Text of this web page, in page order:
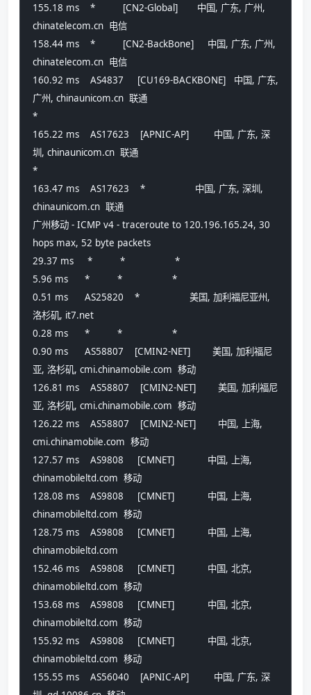
155.18 ms    *          [CN2-Global]       中国, 广东, 广州,
chinatelecom.cn  电信
158.44 ms    *          [CN2-BackBone]     中国, 广东, 广州,
chinatelecom.cn  电信
160.92 ms    AS4837     [CU169-BACKBONE]   中国, 广东,
广州, chinaunicom.cn  联通
*
165.22 ms    AS17623    [APNIC-AP]         中国, 广东, 深
圳, chinaunicom.cn  联通
*
163.47 ms    AS17623    *                  中国, 广东, 深圳,
chinaunicom.cn  联通
广州移动 - ICMP v4 - traceroute to 120.196.165.24, 30
hops max, 52 byte packets
29.37 ms     *          *                  *
5.96 ms      *          *                  *
0.51 ms      AS25820    *                  美国, 加利福尼亚州,
洛杉矶, it7.net
0.28 ms      *          *                  *
0.90 ms      AS58807    [CMIN2-NET]        美国, 加利福尼
亚, 洛杉矶, cmi.chinamobile.com  移动
126.81 ms    AS58807    [CMIN2-NET]        美国, 加利福尼
亚, 洛杉矶, cmi.chinamobile.com  移动
126.22 ms    AS58807    [CMIN2-NET]        中国, 上海,
cmi.chinamobile.com  移动
127.57 ms    AS9808     [CMNET]            中国, 上海,
chinamobileltd.com  移动
128.08 ms    AS9808     [CMNET]            中国, 上海,
chinamobileltd.com  移动
128.75 ms    AS9808     [CMNET]            中国, 上海,
chinamobileltd.com
152.46 ms    AS9808     [CMNET]            中国, 北京,
chinamobileltd.com  移动
153.68 ms    AS9808     [CMNET]            中国, 北京,
chinamobileltd.com  移动
155.92 ms    AS9808     [CMNET]            中国, 北京,
chinamobileltd.com  移动
155.55 ms    AS56040    [APNIC-AP]         中国, 广东, 深